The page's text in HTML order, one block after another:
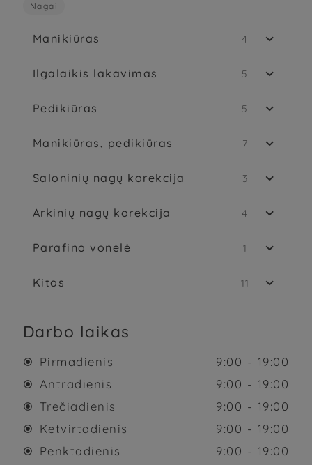
Nagai
Manikiūras 4 
Ilgalaikis lakavimas 5 
Pedikiūras 5 
Manikiūras, pedikiūras 7 
Saloninių nagų korekcija 3 
Arkinių nagų korekcija 4 
Parafino vonelė 1 
Kitos 11 
Darbo laikas
 Pirmadienis 9:00 - 19:00
 Antradienis 9:00 - 19:00
 Trečiadienis 9:00 - 19:00
 Ketvirtadienis 9:00 - 19:00
 Penktadienis 9:00 - 19:00